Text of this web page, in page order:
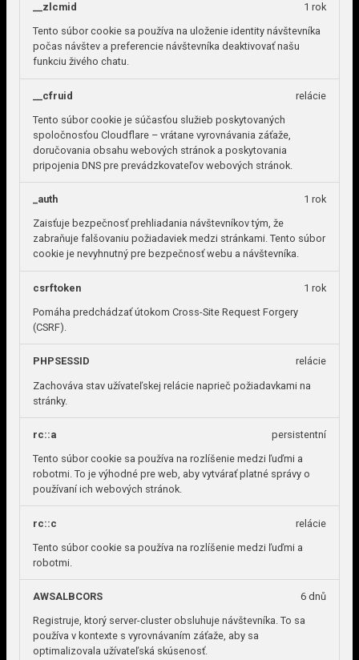
__zlcmid
Tento súbor cookie sa používa na uloženie identity návštevníka
počas návštev a preferencie návštevníka deaktivovať našu
funkciu živého chatu.
1 rok
__cfruid
Tento súbor cookie je súčasťou služieb poskytovaných
spoločnosťou Cloudflare – vrátane vyrovnávania záťaže,
doručovania obsahu webových stránok a poskytovania
pripojenia DNS pre prevádzkovateľov webových stránok.
relácie
_auth
Zaisťuje bezpečnosť prehliadania návštevníkov tým, že
zabraňuje falšovaniu požiadaviek medzi stránkami. Tento súbor
cookie je nevyhnutný pre bezpečnosť webu a návštevníka.
1 rok
csrftoken
Pomáha predchádzať útokom Cross-Site Request Forgery
(CSRF).
1 rok
PHPSESSID
Zachováva stav užívateľskej relácie naprieč požiadavkami na
stránky.
relácie
rc::a
Tento súbor cookie sa používa na rozlíšenie medzi ľuďmi a
robotmi. To je výhodné pre web, aby vytvárať platné správy o
používaní ich webových stránok.
persistentní
rc::c
Tento súbor cookie sa používa na rozlíšenie medzi ľuďmi a
robotmi.
relácie
AWSALBCORS
Registruje, ktorý server-cluster obsluhuje návštevníka. To sa
používa v kontexte s vyrovnávaním záťaže, aby sa
optimalizovala užívateľská skúsenosť.
6 dnů